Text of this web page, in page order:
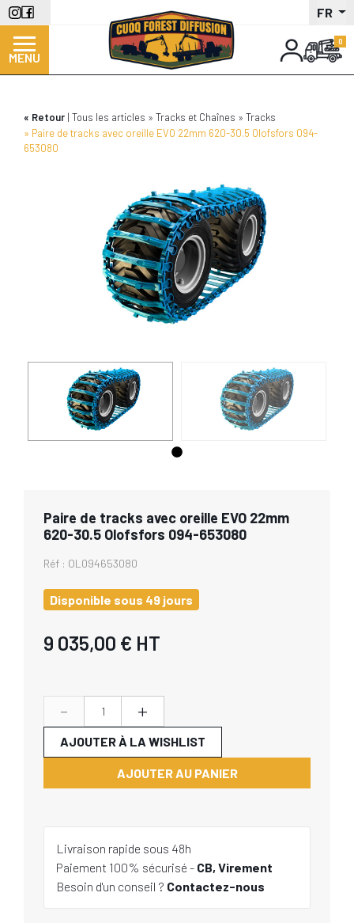
Aller
au
contenu
principal
FR
MENU
Retour Tous les articles Tracks et Chaînes
Tracks
Paire de tracks avec oreille EVO 22mm 620-30.5 Olofsfors 094-
653080
Paire de tracks avec oreille EVO 22mm
620-30.5 Olofsfors 094-653080
Réf : OL094653080
Disponible sous 49 jours
9 035,00 € HT
- +
AJOUTER AU PANIER
AJOUTER À LA WISHLIST
Livraison rapide sous 48h
Paiement 100% sécurisé - CB, Virement
Besoin d'un conseil ? Contactez-nous